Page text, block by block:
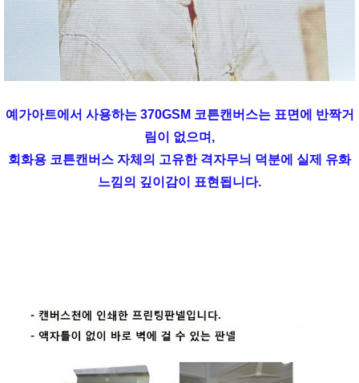
예가아트에서 사용하는 370GSM 코튼캔버스는 표면에 반짝거
림이 없으며,
회화용 코튼캔버스 자체의 고유한 격자무늬 덕분에 실제 유화
느낌의 깊이감이 표현됩니다.